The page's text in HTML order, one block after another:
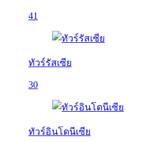
41
ทัวร์รัสเซีย
30
ทัวร์อินโดนีเซีย